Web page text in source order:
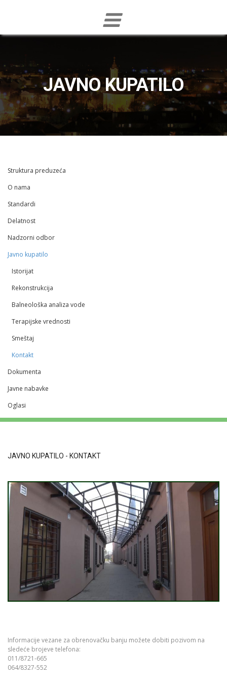
JAVNO KUPATILO
Struktura preduzeća
O nama
Standardi
Delatnost
Nadzorni odbor
Javno kupatilo
Istorijat
Rekonstrukcija
Balneološka analiza vode
Terapijske vrednosti
Smeštaj
Kontakt
Dokumenta
Javne nabavke
Oglasi
JAVNO KUPATILO - KONTAKT
Informacije vezane za obrenovačku banju možete dobiti pozivom na
sledeće brojeve telefona:
011/8721-665
064/8327-552